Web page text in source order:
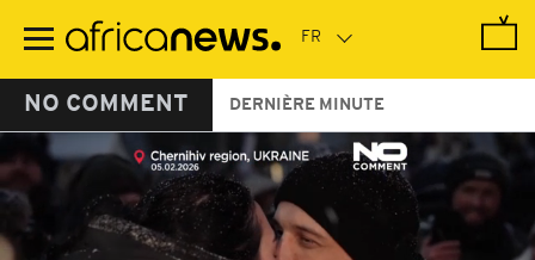
contenu
NO COMMENT DERNIÈRE MINUTE